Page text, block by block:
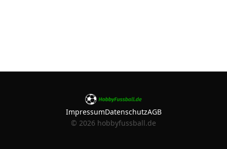
ImpressumDatenschutzAGB
© 2026 hobbyfussball.de